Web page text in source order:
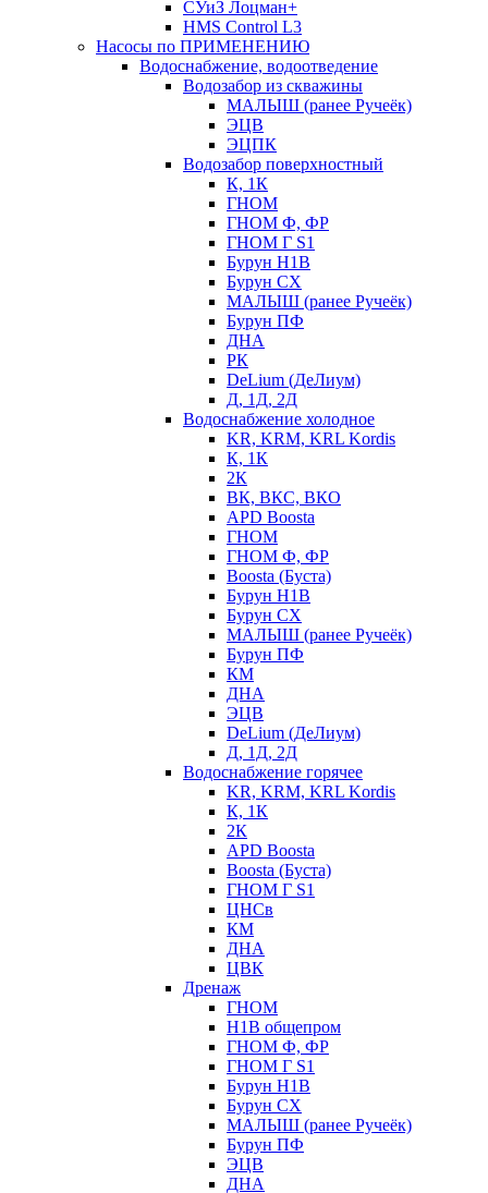
СУиЗ Лоцман+
HMS Control L3
Насосы по ПРИМЕНЕНИЮ
Водоснабжение, водоотведение
Водозабор из скважины
МАЛЫШ (ранее Ручеёк)
ЭЦВ
ЭЦПК
Водозабор поверхностный
К, 1К
ГНОМ
ГНОМ Ф, ФР
ГНОМ Г S1
Бурун Н1В
Бурун СХ
МАЛЫШ (ранее Ручеёк)
Бурун ПФ
ДНА
РК
DeLium (ДеЛиум)
Д, 1Д, 2Д
Водоснабжение холодное
KR, KRM, KRL Kordis
К, 1К
2К
ВК, ВКС, ВКО
APD Boosta
ГНОМ
ГНОМ Ф, ФР
Boosta (Буста)
Бурун Н1В
Бурун СХ
МАЛЫШ (ранее Ручеёк)
Бурун ПФ
КМ
ДНА
ЭЦВ
DeLium (ДеЛиум)
Д, 1Д, 2Д
Водоснабжение горячее
KR, KRM, KRL Kordis
К, 1К
2К
APD Boosta
Boosta (Буста)
ГНОМ Г S1
ЦНСв
КМ
ДНА
ЦВК
Дренаж
ГНОМ
Н1В общепром
ГНОМ Ф, ФР
ГНОМ Г S1
Бурун Н1В
Бурун СХ
МАЛЫШ (ранее Ручеёк)
Бурун ПФ
ЭЦВ
ДНА